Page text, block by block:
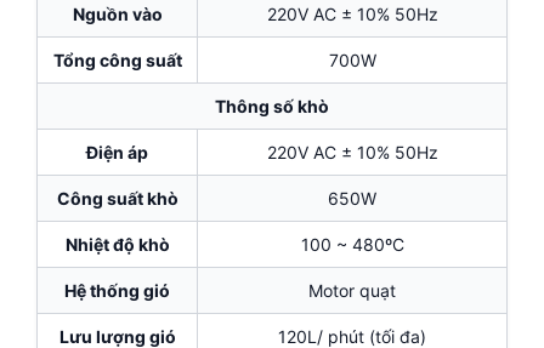
Nguồn vào 220V AC ± 10% 50Hz
Tổng công suất 700W
Thông số khò
Điện áp 220V AC ± 10% 50Hz
Công suất khò 650W
Nhiệt độ khò 100 ~ 480ºC
Hệ thống gió Motor quạt
Lưu lượng gió 120L/ phút (tối đa)